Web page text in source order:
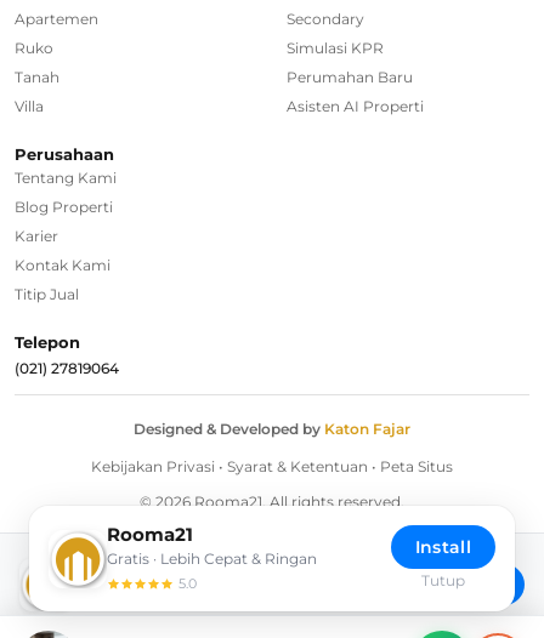
Rumah Dijual di Depok
Regional Agencies
Bandung
Bali
Apartemen
Ruko
Tanah
Villa
Secondary
Simulasi KPR
Perumahan Baru
Asisten AI Properti
Perusahaan
Tentang Kami
Blog Properti
Karier
Kontak Kami
Titip Jual
Telepon
(021) 27819064
Designed & Developed by Katon Fajar
Kebijakan Privasi • Syarat & Ketentuan • Peta Situs
© 2026 Rooma21. All rights reserved.
Download Rooma21 App
Install
Rooma21
Gratis · Lebih Cepat & Ringan
5.0
Install
Tutup